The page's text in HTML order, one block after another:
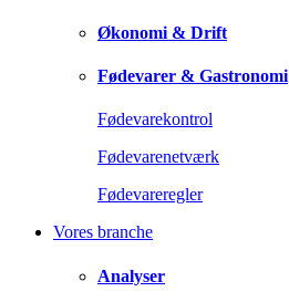
Økonomi & Drift
Fødevarer & Gastronomi
Fødevarekontrol
Fødevarenetværk
Fødevareregler
Vores branche
Analyser